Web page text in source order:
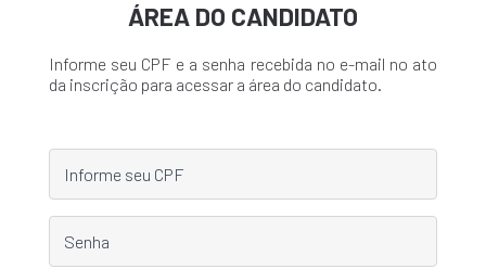
ÁREA DO CANDIDATO
Informe seu CPF e a senha recebida no e-mail no ato
da inscrição para acessar a área do candidato.